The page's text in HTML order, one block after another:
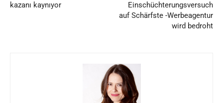
kazanı kaynıyor
Einschüchterungsversuch
auf Schärfste -Werbeagentur
wird bedroht